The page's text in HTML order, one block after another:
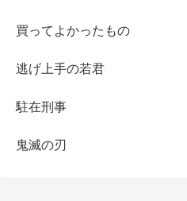
買ってよかったもの
逃げ上手の若君
駐在刑事
鬼滅の刃